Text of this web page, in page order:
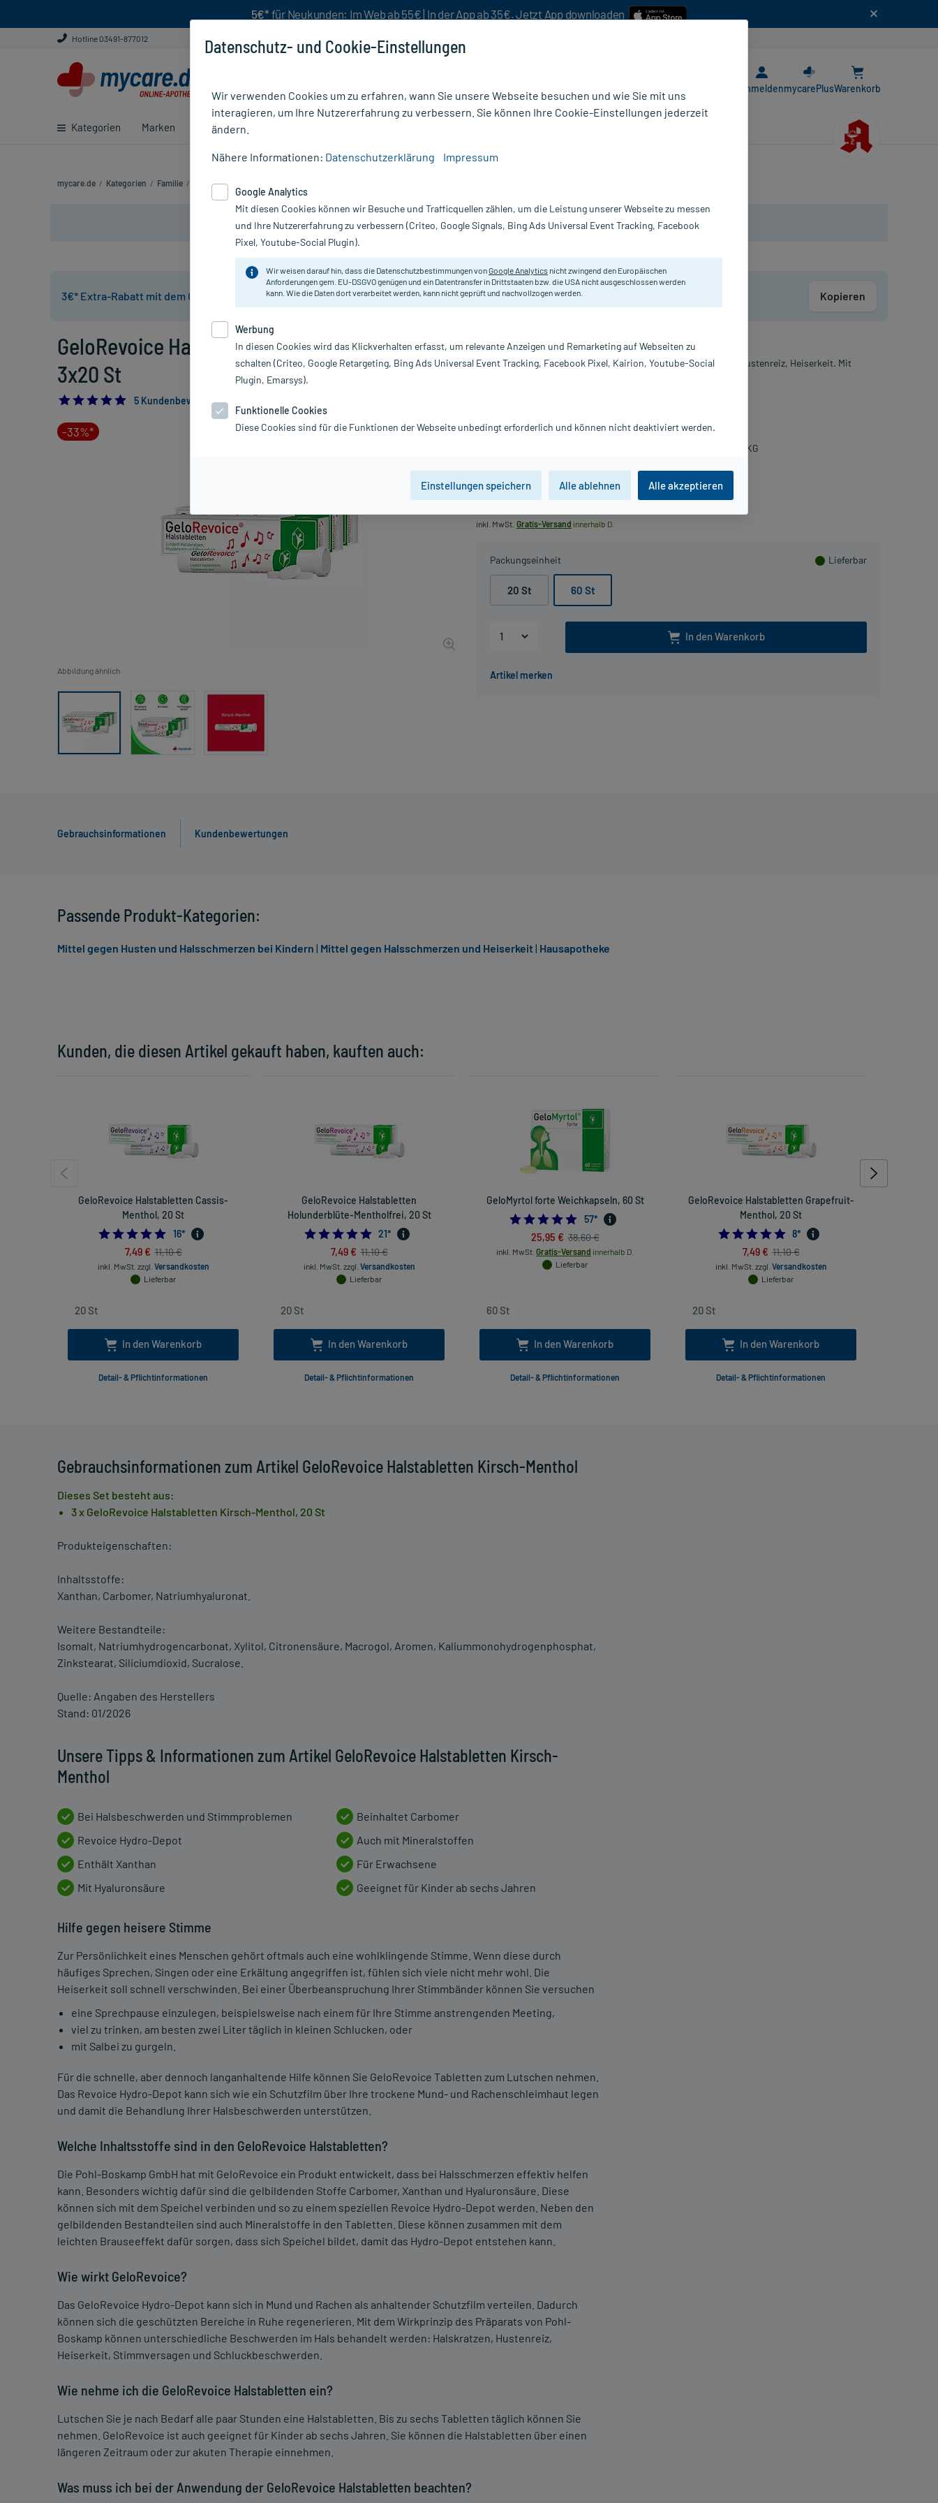
5€* für Neukunden: Im Web ab 55€ | In der App ab 35€. Jetzt App downloaden
Hotline 03491-877012
Kategorien Marken Ratgeber
AnmeldenmycarePlusWarenkorb
mycare.de / Kategorien / Familie / Kinder /
Nur für kurze Zeit:Gratis-Versand* ab 19€ Mindestbestellwert!
3€* Extra-Rabatt mit dem Code: Kopieren
GeloRevoice Halstabletten Kirsch-Menthol,
3x20 St
5.0
5 Kundenbewertungen*
-33%*
Abbildung ähnlich
22,29 €
inkl. MwSt. Gratis-Versand innerhalb D.
Packungseinheit Lieferbar
20 St 60 St
In den Warenkorb
Bei Halsbeschwerden und Stimmproblemen, wie Halskratzen, Hustenreiz, Heiserkeit. Mit
PZN:
08004689
G. Pohl-Boskamp GmbH & Co. KG
Gebrauchsinformationen Kundenbewertungen
Gebrauchsinformationen zum Artikel GeloRevoice Halstabletten Kirsch-Menthol
Dieses Set besteht aus:
3 x GeloRevoice Halstabletten Kirsch-Menthol, 20 St
Produkteigenschaften:
Inhaltsstoffe:
Xanthan, Carbomer, Natriumhyaluronat.
Weitere Bestandteile:
Isomalt, Natriumhydrogencarbonat, Xylitol, Citronensäure, Macrogol, Aromen, Kaliummonohydrogenphosphat,
Zinkstearat, Siliciumdioxid, Sucralose.
Quelle: Angaben des Herstellers
Stand: 01/2026
Unsere Tipps & Informationen zum Artikel GeloRevoice Halstabletten Kirsch-
Menthol
Bei Halsbeschwerden und Stimmproblemen
Revoice Hydro-Depot
Enthält Xanthan
Mit Hyaluronsäure
Beinhaltet Carbomer
Auch mit Mineralstoffen
Für Erwachsene
Geeignet für Kinder ab sechs Jahren
Hilfe gegen heisere Stimme
Zur Persönlichkeit eines Menschen gehört oftmals auch eine wohlklingende Stimme. Wenn diese durch
häufiges Sprechen, Singen oder eine Erkältung angegriffen ist, fühlen sich viele nicht mehr wohl. Die
Heiserkeit soll schnell verschwinden. Bei einer Überbeanspruchung Ihrer Stimmbänder können Sie versuchen
eine Sprechpause einzulegen, beispielsweise nach einem für Ihre Stimme anstrengenden Meeting,
viel zu trinken, am besten zwei Liter täglich in kleinen Schlucken, oder
mit Salbei zu gurgeln.
Für die schnelle, aber dennoch langanhaltende Hilfe können Sie GeloRevoice Tabletten zum Lutschen nehmen.
Das Revoice Hydro-Depot kann sich wie ein Schutzfilm über Ihre trockene Mund- und Rachenschleimhaut legen
und damit die Behandlung Ihrer Halsbeschwerden unterstützen.
Welche Inhaltsstoffe sind in den GeloRevoice Halstabletten?
Die Pohl-Boskamp GmbH hat mit GeloRevoice ein Produkt entwickelt, dass bei Halsschmerzen effektiv helfen
kann. Besonders wichtig dafür sind die gelbildenden Stoffe Carbomer, Xanthan und Hyaluronsäure. Diese
können sich mit dem Speichel verbinden und so zu einem speziellen Revoice Hydro-Depot werden. Neben den
gelbildenden Bestandteilen sind auch Mineralstoffe in den Tabletten. Diese können zusammen mit dem
leichten Brauseeffekt dafür sorgen, dass sich Speichel bildet, damit das Hydro-Depot entstehen kann.
Wie wirkt GeloRevoice?
Das GeloRevoice Hydro-Depot kann sich in Mund und Rachen als anhaltender Schutzfilm verteilen. Dadurch
können sich die geschützten Bereiche in Ruhe regenerieren. Mit dem Wirkprinzip des Präparats von Pohl-
Boskamp können unterschiedliche Beschwerden im Hals behandelt werden: Halskratzen, Hustenreiz,
Heiserkeit, Stimmversagen und Schluckbeschwerden.
Wie nehme ich die GeloRevoice Halstabletten ein?
Lutschen Sie je nach Bedarf alle paar Stunden eine Halstabletten. Bis zu sechs Tabletten täglich können Sie
nehmen. GeloRevoice ist auch geeignet für Kinder ab sechs Jahren. Sie können die Halstabletten über einen
längeren Zeitraum oder zur akuten Therapie einnehmen.
Was muss ich bei der Anwendung der GeloRevoice Halstabletten beachten?
Kunden, die diesen Artikel gekauft haben, kauften auch:
GeloRevoice Halstabletten Cassis-
Menthol, 20 St
5.0
16*
7,49 € 11,10 €
inkl. MwSt. zzgl. Versandkosten
Lieferbar
In den Warenkorb
Detail- & Pflichtinformationen
GeloRevoice Halstabletten
Holunderblüte-Mentholfrei, 20 St
4.904761904761905
21*
7,49 € 11,10 €
inkl. MwSt. zzgl. Versandkosten
Lieferbar
In den Warenkorb
Detail- & Pflichtinformationen
GeloMyrtol forte Weichkapseln, 60 St
4.859649122807017
57*
25,95 € 38,60 €
inkl. MwSt. Gratis-Versand innerhalb D.
Lieferbar
In den Warenkorb
Detail- & Pflichtinformationen
GeloRevoice Halstabletten Grapefruit-
Menthol, 20 St
4.875
8*
7,49 € 11,10 €
inkl. MwSt. zzgl. Versandkosten
Lieferbar
In den Warenkorb
Detail- & Pflichtinformationen
Passende Produkt-Kategorien:
Mittel gegen Husten und Halsschmerzen bei Kindern | Mittel gegen Halsschmerzen und Heiserkeit| Hausapotheke
Datenschutz- und Cookie-Einstellungen
Wir verwenden Cookies um zu erfahren, wann Sie unsere Webseite besuchen und wie Sie mit uns
interagieren, um Ihre Nutzererfahrung zu verbessern. Sie können Ihre Cookie-Einstellungen jederzeit
ändern.
Nähere Informationen: Datenschutzerklärung Impressum
Google Analytics
Mit diesen Cookies können wir Besuche und Trafficquellen zählen, um die Leistung unserer Webseite zu messen
und Ihre Nutzererfahrung zu verbessern (Criteo, Google Signals, Bing Ads Universal Event Tracking, Facebook
Pixel, Youtube-Social Plugin).
Wir weisen darauf hin, dass die Datenschutzbestimmungen vonGoogle Analytics nicht zwingend den Europäischen
Anforderungen gem. EU-DSGVO genügen und ein Datentransfer in Drittstaaten bzw. die USA nicht ausgeschlossen werden
kann. Wie die Daten dort verarbeitet werden, kann nicht geprüft und nachvollzogen werden.
Werbung
In diesen Cookies wird das Klickverhalten erfasst, um relevante Anzeigen und Remarketing auf Webseiten zu
schalten (Criteo, Google Retargeting, Bing Ads Universal Event Tracking, Facebook Pixel, Kairion, Youtube-Social
Plugin, Emarsys).
Funktionelle Cookies
Diese Cookies sind für die Funktionen der Webseite unbedingt erforderlich und können nicht deaktiviert werden.
Einstellungen speichern Alle ablehnen Alle akzeptieren